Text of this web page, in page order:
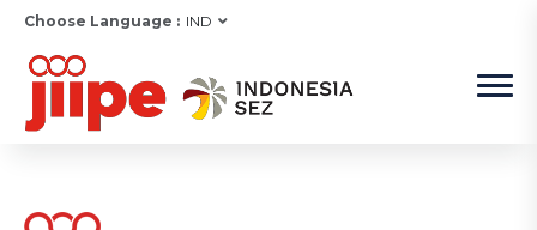
Choose Language : IND